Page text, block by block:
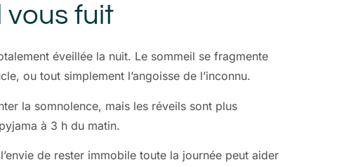
vous fuit
éveillée la nuit. Le sommeil se fragmente
ou tout simplement l’angoisse de l’inconnu.
la somnolence, mais les réveils sont plus
à 3 h du matin.
de rester immobile toute la journée peut aider